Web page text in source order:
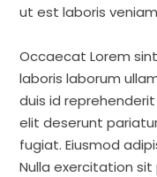
ut est laboris
Occaecat Lorem
laboris laborum
duis id
elit deserunt
fugiat. Eiusmod
Nulla exercitation